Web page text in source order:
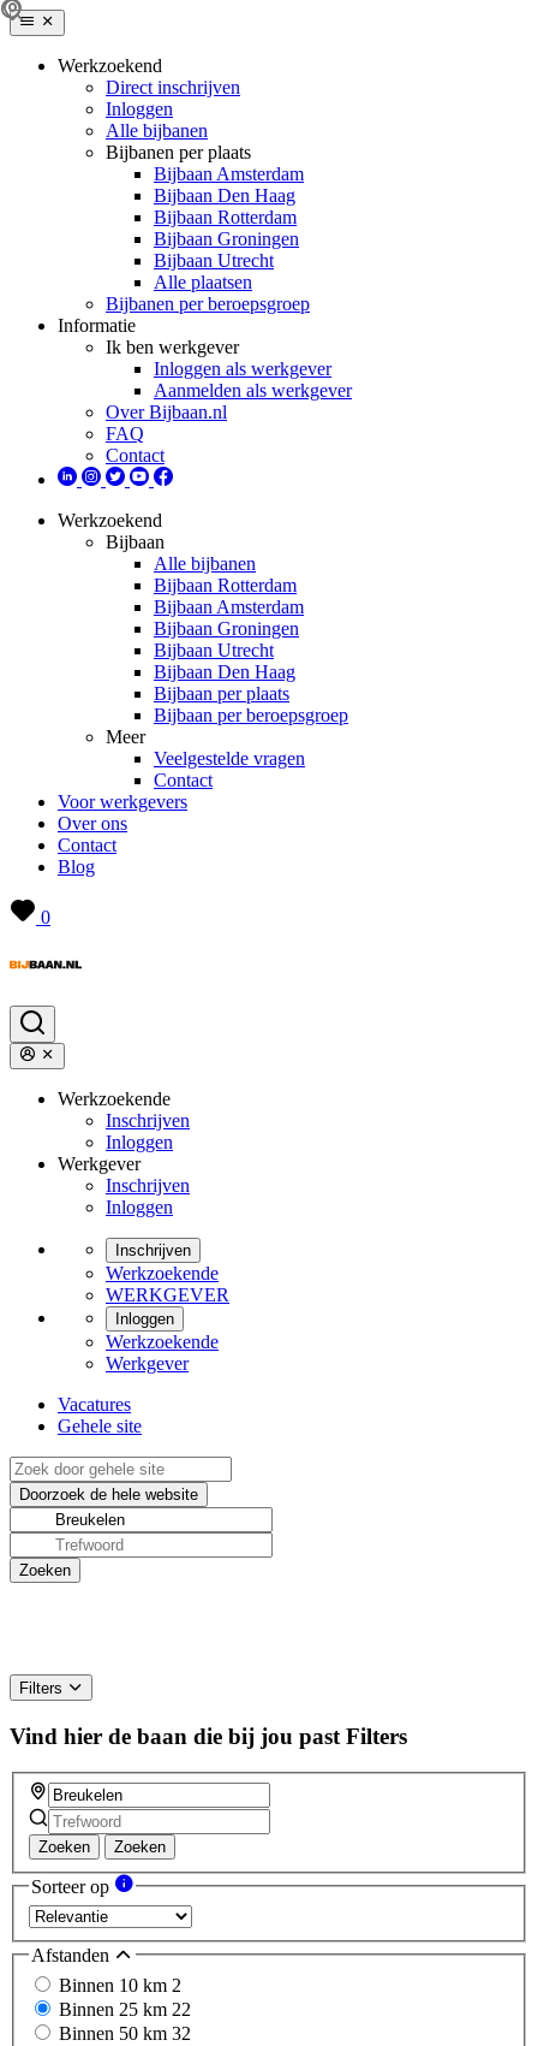
Werkzoekend
Direct inschrijven
Inloggen
Alle bijbanen
Bijbanen per plaats
Bijbaan Amsterdam
Bijbaan Den Haag
Bijbaan Rotterdam
Bijbaan Groningen
Bijbaan Utrecht
Alle plaatsen
Bijbanen per beroepsgroep
Informatie
Ik ben werkgever
Inloggen als werkgever
Aanmelden als werkgever
Over Bijbaan.nl
FAQ
Contact
Werkzoekend
Bijbaan
Alle bijbanen
Bijbaan Rotterdam
Bijbaan Amsterdam
Bijbaan Groningen
Bijbaan Utrecht
Bijbaan Den Haag
Bijbaan per plaats
Bijbaan per beroepsgroep
Meer
Veelgestelde vragen
Contact
Voor werkgevers
Over ons
Contact
Blog
0
Werkzoekende
Inschrijven
Inloggen
Werkgever
Inschrijven
Inloggen
Inschrijven
Werkzoekende
WERKGEVER
Inloggen
Werkzoekende
Werkgever
Vacatures
Gehele site
Filters
Vind hier de baan die bij jou past Filters
Zoeken Zoeken
Sorteer op
Afstanden
Binnen 10 km 2
Binnen 25 km 22
Binnen 50 km 32